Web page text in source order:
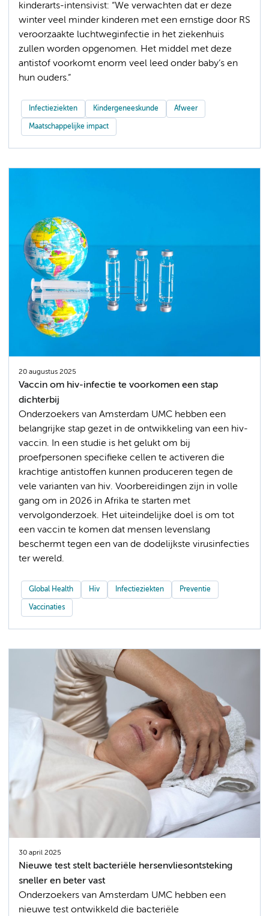
kinderarts-intensivist: “We verwachten dat er deze
winter veel minder kinderen met een ernstige door RS
veroorzaakte luchtweginfectie in het ziekenhuis
zullen worden opgenomen. Het middel met deze
antistof voorkomt enorm veel leed onder baby’s en
hun ouders.”
Infectieziekten Kindergeneeskunde Afweer
Maatschappelijke impact
20 augustus 2025
Vaccin om hiv-infectie te voorkomen een stap
dichterbij
Onderzoekers van Amsterdam UMC hebben een
belangrijke stap gezet in de ontwikkeling van een hiv-
vaccin. In een studie is het gelukt om bij
proefpersonen specifieke cellen te activeren die
krachtige antistoffen kunnen produceren tegen de
vele varianten van hiv. Voorbereidingen zijn in volle
gang om in 2026 in Afrika te starten met
vervolgonderzoek. Het uiteindelijke doel is om tot
een vaccin te komen dat mensen levenslang
beschermt tegen een van de dodelijkste virusinfecties
ter wereld.
Global Health Hiv Infectieziekten Preventie
Vaccinaties
30 april 2025
Nieuwe test stelt bacteriële hersenvliesontsteking
sneller en beter vast
Onderzoekers van Amsterdam UMC hebben een
nieuwe test ontwikkeld die bacteriële